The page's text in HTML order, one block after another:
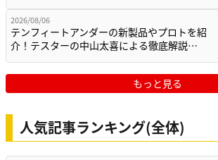
2026/08/06
テンフィートアンダーの新製品やプロトを紹
介！テスターの中山太喜による徹底解説…
もっと見る
人気記事ランキング(全体)